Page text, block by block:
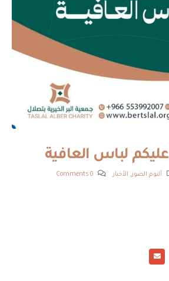
عليكم لباس العافية
ألبوم الصور, الأخبار 0 Comments